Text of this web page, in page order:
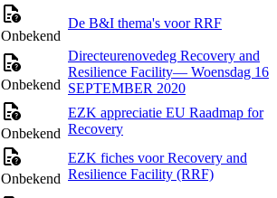
Onbekend
De B&I thema's voor RRF
Onbekend
Directeurenovedeg Recovery and
Resilience Facility— Woensdag 16
SEPTEMBER 2020
Onbekend
EZK appreciatie EU Raadmap for
Recovery
Onbekend
EZK fiches voor Recovery and
Resilience Facility (RRF)